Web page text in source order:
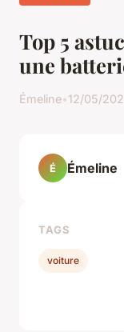
Top 5
une
Émeline•12/05/
É Émeline
TAGS
voiture